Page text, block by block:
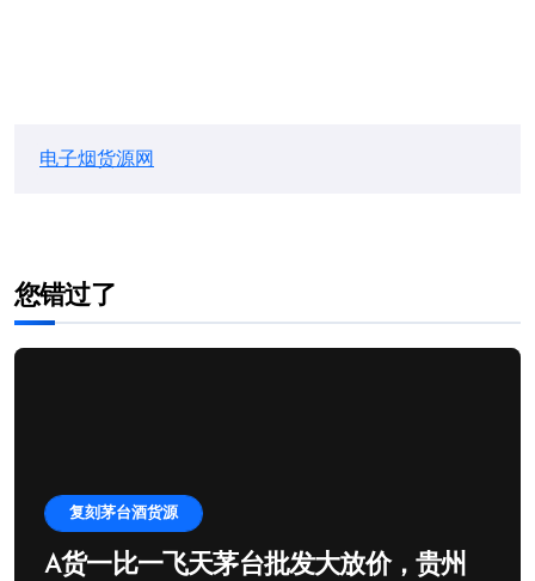
电子烟货源网
您错过了
复刻茅台酒货源
A货一比一飞天茅台批发大放价，贵州